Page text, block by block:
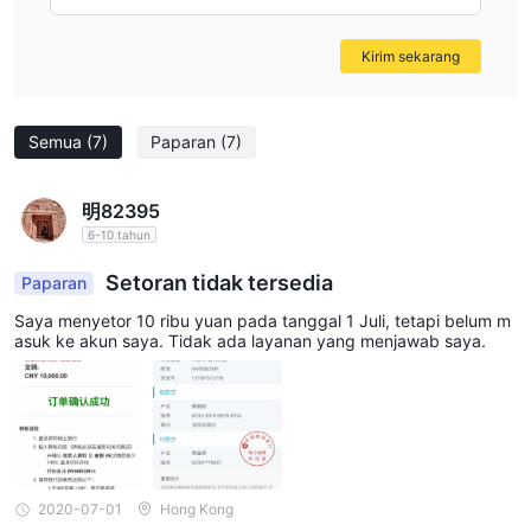
adalah Success Finance sah?
Success Financeadalah lembaga keuangan yang beroperasi di
berjangka dan valuta asing terbatas, sekuritas sukses terbatas,
dan 實德金銀投資有限公司. setiap lembaga diatur oleh komisi
sekuritas dan berjangka hong kong.
Success Futures and Foreign Exchange Limited, yang berlisensi
Lembaga ini terlibat dalam perdagangan valuta asing dengan
leverage. Tanggal efektif lisensi adalah 6 Desember 2005.
Alamat email kontak untuk institusi ini adalah
agnesc@successug.com. Namun, tidak ada nomor telepon
yang tersedia.
Success Securities Limited, yang dilisensikan di bawah AEZ190,
melampaui ruang lingkup bisnisnya yang dilisensikan untuk
menangani sekuritas. Tanggal efektif lisensi adalah 4 Januari
2005. Alamat email kontak untuk institusi ini adalah
Semua (7) Paparan (7)
明82395
6-10 tahun
Paparan Setoran tidak tersedia
Saya menyetor 10 ribu yuan pada tanggal 1 Juli, tetapi belum m
asuk ke akun saya. Tidak ada layanan yang menjawab saya.
2020-07-01 Hong Kong
Kirim sekarang